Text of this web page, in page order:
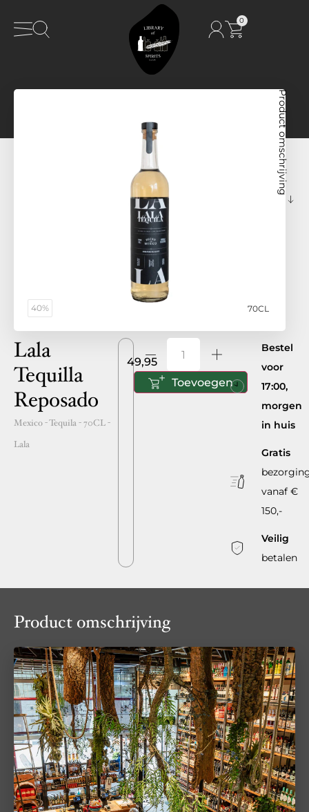
0
40% 70CL
Product omschrijving
Lala
Tequilla
Reposado
Mexico- Tequila -70CL-
Lala
49,95
Toevoegen
Bestel
voor
17:00,
morgen
in huis
Gratis
vanaf €
150,-
Veilig
betalen
Product omschrijving